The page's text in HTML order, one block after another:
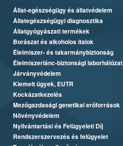
Állat-egészségügy és állatvédelem
Állategészségügyi diagnosztika
Állatgyógyászati termékek
Borászat és alkoholos italok
Élelmiszer- és takarmánybiztonság
Élelmiszerlánc-biztonsági laborhálózat
Járványvédelem
Kiemelt ügyek, EUTR
Kockázatkezelés
Mezőgazdasági genetikai erőforrások
Növényvédelem
Nyilvántartási és Felügyeleti Díj
Rendszerszervezés és felügyelet